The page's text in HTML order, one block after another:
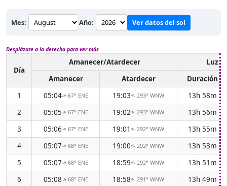
Mes: Año: Ver datos del sol
Desplázate a la derecha para ver más
Día
Amanecer/Atardecer
Luz
Amanecer
Atardecer
Duración
1
05:04↑ 67° ENE 19:03↑293° WNW
13h 58m
2
05:05↑ 67° ENE 19:02↑293° WNW
13h 56m
3
05:06↑ 67° ENE 19:01 ↑ 292° WNW
13h 55m
4
05:07↑ 68° ENE 19:00↑ 292° WNW
13h 53m
5
05:07↑ 68° ENE 18:59↑ 292° WNW
13h 51m
6
05:08↑ 68° ENE 18:58↑ 291° WNW
13h 49m